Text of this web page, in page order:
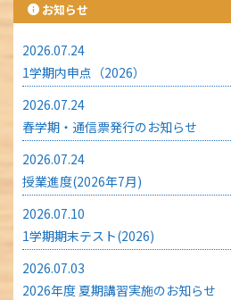
お知らせ
2026.07.24
1学期内申点（2026）
2026.07.24
春学期・通信票発行のお知らせ
2026.07.24
授業進度(2026年7月)
2026.07.10
1学期期末テスト(2026)
2026.07.03
2026年度 夏期講習実施のお知らせ